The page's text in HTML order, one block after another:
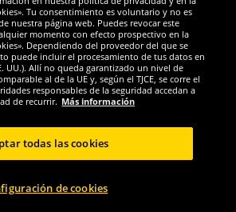
Redes sociales
los derechos reservados
Tu consentimiento es voluntario y no es
nuestra página web. Puedes revocar este
momento con efecto prospectivo en la
Dependiendo del proveedor del que se
puede incluir el procesamiento de tus datos en
UU.). Allí no queda garantizado un nivel de
al de la UE y, según el TJCE, se corre el
responsables de la seguridad accedan a
de recurrir. Más información
de cookies
todas las cookies